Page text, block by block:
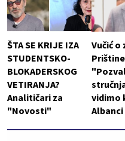
ŠTA SE KRIJE IZA
STUDENTSKO-
BLOKADERSKOG
VETIRANJA?
Analitičari za
"Novosti"
Vučić o
vidimo